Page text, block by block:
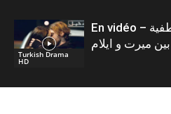
Turkish Drama
HD
En vidéo – في الداخل – لحظات عاطفية